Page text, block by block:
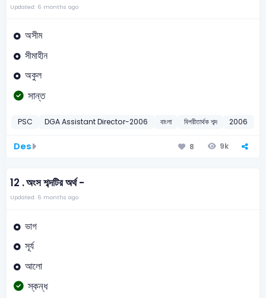
Updated: 6 months ago
অসীম
সীমাহীন
অকুল
সান্ত
PSC DGA Assistant Director-2006 বাংলা বিপরীতার্থক শব্দ 2006
Des 8 9k
12 .অংস শব্দটির অর্থ -
Updated: 6 months ago
ভাগ
সূর্য
আলো
স্কন্ধ